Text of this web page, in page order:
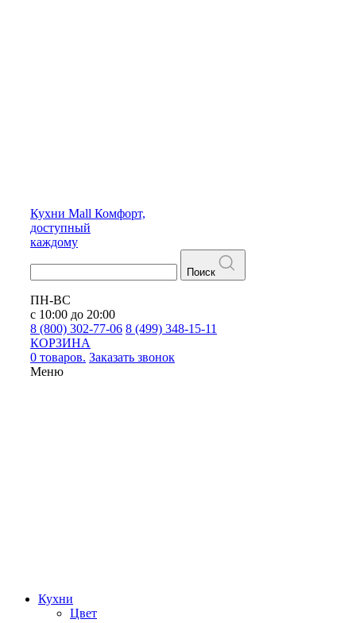
Кухни Mall Комфорт,
доступный
каждому
Поиск
ПН-ВС
с 10:00 до 20:00
8 (800) 302-77-06 8 (499) 348-15-11
КОРЗИНА
0 товаров. Заказать звонок
Меню
Кухни
Цвет